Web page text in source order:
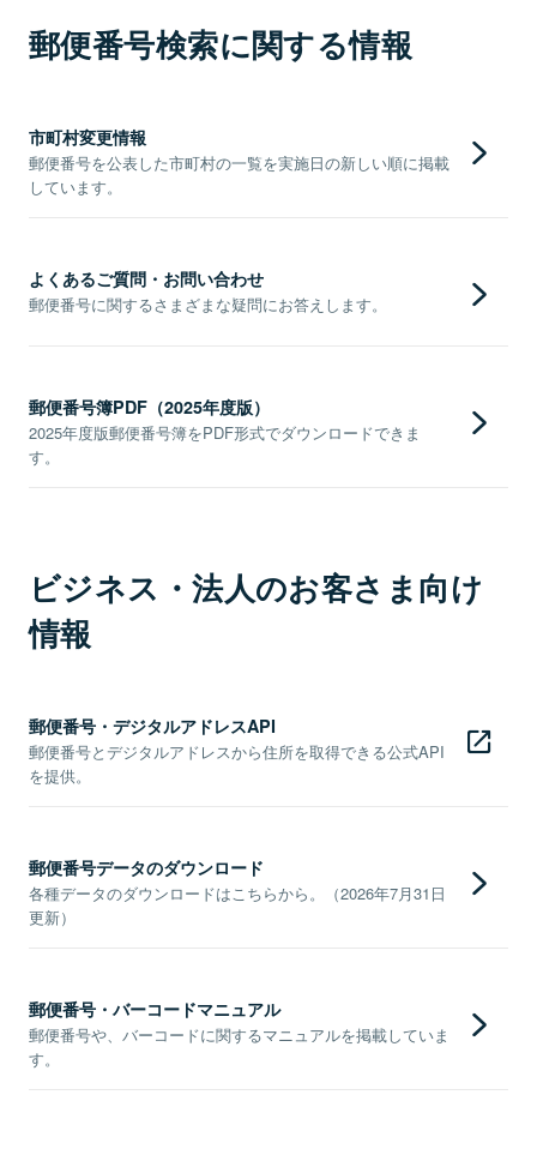
郵便番号検索に関する情報
市町村変更情報
郵便番号を公表した市町村の一覧を実施日の新しい順に掲載
しています。
よくあるご質問・お問い合わせ
郵便番号に関するさまざまな疑問にお答えします。
郵便番号簿PDF（2025年度版）
2025年度版郵便番号簿をPDF形式でダウンロードできま
す。
ビジネス・法人のお客さま向け
情報
郵便番号・デジタルアドレスAPI
郵便番号とデジタルアドレスから住所を取得できる公式API
を提供。
郵便番号データのダウンロード
各種データのダウンロードはこちらから。（2026年7月31日
更新）
郵便番号・バーコードマニュアル
郵便番号や、バーコードに関するマニュアルを掲載していま
す。